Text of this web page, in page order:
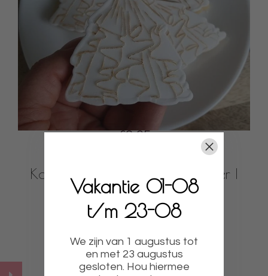
€8,95
Koek stempel | Fondant embosser |
Jurk
Bekijk product
Vakantie 01-08
t/m 23-08
We zijn van 1 augustus tot
en met 23 augustus
gesloten. Hou hiermee